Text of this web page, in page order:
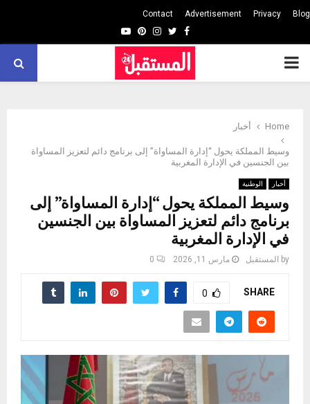
Blog
Privacy
Advertisement
Contact
Facebook
Twitter
Instagram
Pinterest
Youtube
PRIMARY
Home أخبار
وسيط المملكة يحول “إدارة المساواة” إلى برنامج دائم لتعزيز المساواة
بين الجنسين في الإدارة المغربية
أخبار الوطنية
وسيط المملكة يحول “إدارة المساواة” إلى
برنامج دائم لتعزيز المساواة بين الجنسين
في الإدارة المغربية
by المستقبل مارس 11, 2026 0
SHARE
0